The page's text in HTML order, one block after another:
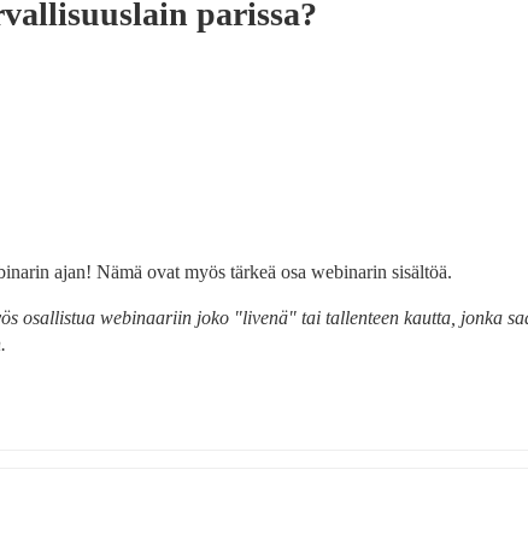
parissa?
ajan! Nämä ovat myös tärkeä osa webinarin sisältöä.
osallistua webinaariin joko "livenä" tai tallenteen kautta, jonka